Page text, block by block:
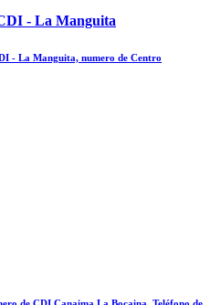
- La Manguita
- La Manguita, numero de Centro